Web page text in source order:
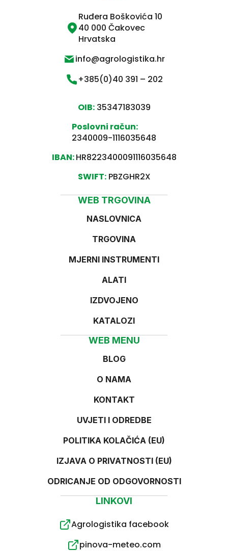
Ruđera Boškovića 10
40 000 Čakovec
Hrvatska
info@agrologistika.hr
+385(0)40 391 – 202
OIB:35347183039
Poslovni račun:
2340009-1116035648
IBAN:HR8223400091116035648
SWIFT:PBZGHR2X
LINKOVI
Agrologistika facebook
pinova-meteo.com
WEB TRGOVINA
NASLOVNICA
TRGOVINA
MJERNI INSTRUMENTI
ALATI
IZDVOJENO
KATALOZI
WEB MENU
BLOG
O NAMA
KONTAKT
UVJETI I ODREDBE
POLITIKA KOLAČIĆA (EU)
IZJAVA O PRIVATNOSTI (EU)
ODRICANJE OD ODGOVORNOSTI